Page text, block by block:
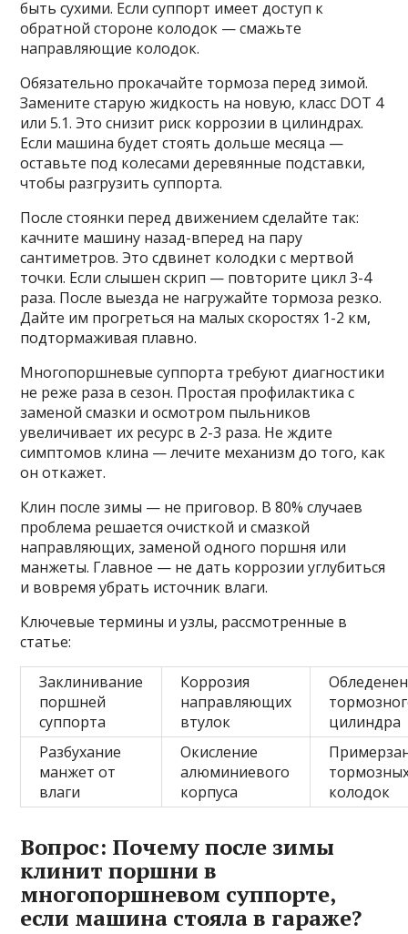
быть сухими. Если суппорт имеет доступ к
обратной стороне колодок — смажьте
направляющие колодок.
Обязательно прокачайте тормоза перед зимой.
Замените старую жидкость на новую, класс DOT 4
или 5.1. Это снизит риск коррозии в цилиндрах.
Если машина будет стоять дольше месяца —
оставьте под колесами деревянные подставки,
чтобы разгрузить суппорта.
После стоянки перед движением сделайте так:
качните машину назад-вперед на пару
сантиметров. Это сдвинет колодки с мертвой
точки. Если слышен скрип — повторите цикл 3-4
раза. После выезда не нагружайте тормоза резко.
Дайте им прогреться на малых скоростях 1-2 км,
подтормаживая плавно.
Многопоршневые суппорта требуют диагностики
не реже раза в сезон. Простая профилактика с
заменой смазки и осмотром пыльников
увеличивает их ресурс в 2-3 раза. Не ждите
симптомов клина — лечите механизм до того, как
он откажет.
Клин после зимы — не приговор. В 80% случаев
проблема решается очисткой и смазкой
направляющих, заменой одного поршня или
манжеты. Главное — не дать коррозии углубиться
и вовремя убрать источник влаги.
Ключевые термины и узлы, рассмотренные в
статье:
Заклинивание
поршней
суппорта
Коррозия
направляющих
втулок
цилиндра
Разбухание
манжет от
влаги
Окисление
алюминиевого
корпуса
колодок
Вопрос: Почему после зимы
клинит поршни в
многопоршневом суппорте,
если машина стояла в гараже?